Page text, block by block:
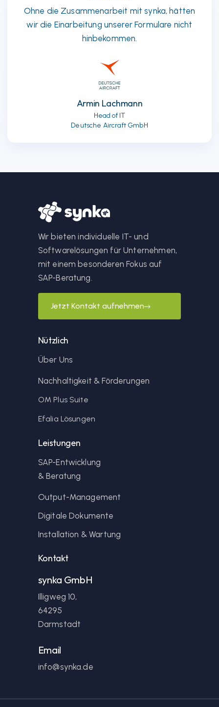
Ohne die Zusammenarbeit mit synka, hätten
wir die Einarbeitung unserer Formulare nicht
hinbekommen.
Armin Lachmann
Head of IT
Deutsche Aircraft GmbH
Wir bieten individuelle IT- und
Softwarelösungen für Unternehmen,
mit einem besonderen Fokus auf
SAP-Beratung.
Jetzt Kontakt aufnehmen
Nützlich
Über Uns
Nachhaltigkeit & Förderungen
OM Plus Suite
Efalia Lösungen
Leistungen
SAP-Entwicklung
& Beratung
Output-Management
Digitale Dokumente
Installation & Wartung
Kontakt
synka GmbH
Illigweg 10,
64295
Darmstadt
Email
info@synka.de